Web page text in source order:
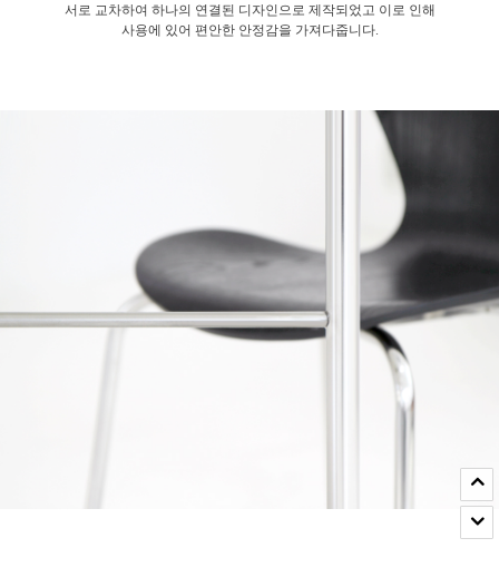
서로 교차하여 하나의 연결된 디자인으로 제작되었고 이로 인해
사용에 있어 편안한 안정감을 가져다줍니다.